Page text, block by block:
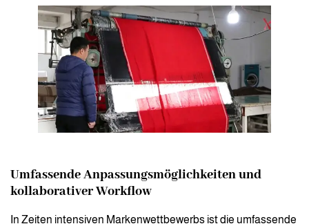
Umfassende Anpassungsmöglichkeiten und
kollaborativer Workflow
In Zeiten intensiven Markenwettbewerbs ist die umfassende